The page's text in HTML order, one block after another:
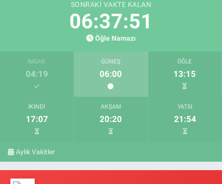
SONRAKI VAKTE KALAN
06:37:50
Öğle Namazı
İMSAK
04:19
GÜNEŞ
06:00
ÖĞLE
13:15
İKINDI
17:07
AKŞAM
20:20
YATSI
21:54
Aylık Vakitler